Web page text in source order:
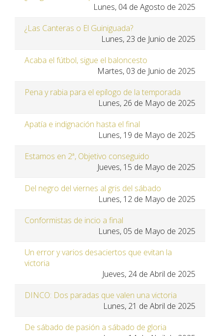
Lunes, 04 de Agosto de 2025
¿Las Canteras o El Guiniguada?
Lunes, 23 de Junio de 2025
Acaba el fútbol, sigue el baloncesto
Martes, 03 de Junio de 2025
Pena y rabia para el epílogo de la temporada
Lunes, 26 de Mayo de 2025
Apatía e indignación hasta el final
Lunes, 19 de Mayo de 2025
Estamos en 2ª, Objetivo conseguido
Jueves, 15 de Mayo de 2025
Del negro del viernes al gris del sábado
Lunes, 12 de Mayo de 2025
Conformistas de incio a final
Lunes, 05 de Mayo de 2025
Un error y varios desaciertos que evitan la
victoria
Jueves, 24 de Abril de 2025
DINCO: Dos paradas que valen una victoria
Lunes, 21 de Abril de 2025
De sábado de pasión a sábado de gloria